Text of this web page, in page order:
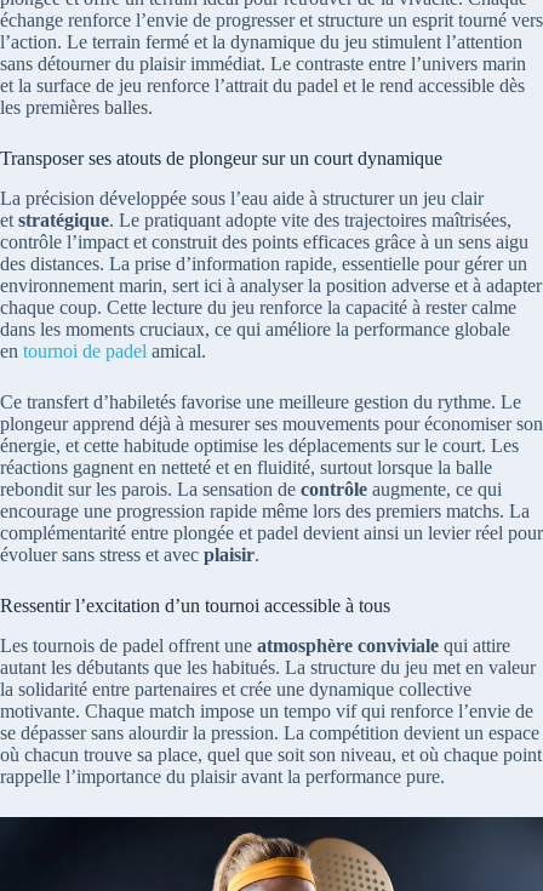
échange renforce l’envie de progresser et structure un esprit tourné vers
l’action. Le terrain fermé et la dynamique du jeu stimulent l’attention
sans détourner du plaisir immédiat. Le contraste entre l’univers marin
et la surface de jeu renforce l’attrait du padel et le rend accessible dès
les premières balles.
Transposer ses atouts de plongeur sur un court dynamique
La précision développée sous l’eau aide à structurer un jeu clair
et stratégique. Le pratiquant adopte vite des trajectoires maîtrisées,
contrôle l’impact et construit des points efficaces grâce à un sens aigu
des distances. La prise d’information rapide, essentielle pour gérer un
environnement marin, sert ici à analyser la position adverse et à adapter
chaque coup. Cette lecture du jeu renforce la capacité à rester calme
dans les moments cruciaux, ce qui améliore la performance globale
en tournoi de padel amical.
Ce transfert d’habiletés favorise une meilleure gestion du rythme. Le
plongeur apprend déjà à mesurer ses mouvements pour économiser son
énergie, et cette habitude optimise les déplacements sur le court. Les
réactions gagnent en netteté et en fluidité, surtout lorsque la balle
rebondit sur les parois. La sensation de contrôle augmente, ce qui
encourage une progression rapide même lors des premiers matchs. La
complémentarité entre plongée et padel devient ainsi un levier réel pour
évoluer sans stress et avec plaisir.
Ressentir l’excitation d’un tournoi accessible à tous
Les tournois de padel offrent une atmosphère conviviale qui attire
autant les débutants que les habitués. La structure du jeu met en valeur
la solidarité entre partenaires et crée une dynamique collective
motivante. Chaque match impose un tempo vif qui renforce l’envie de
se dépasser sans alourdir la pression. La compétition devient un espace
où chacun trouve sa place, quel que soit son niveau, et où chaque point
rappelle l’importance du plaisir avant la performance pure.